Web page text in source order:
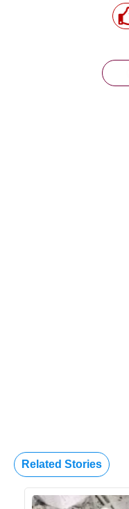
Related Stories